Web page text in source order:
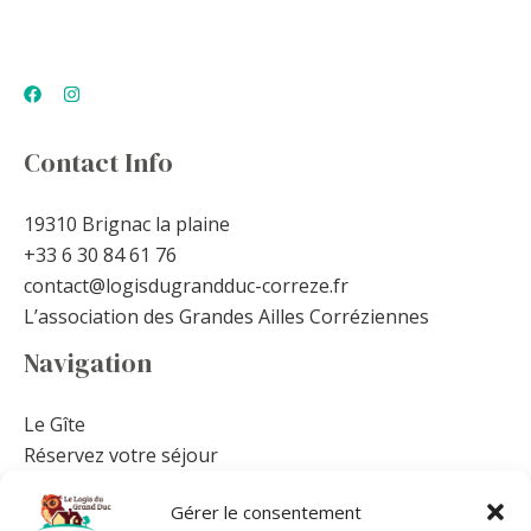
Gérer le consentement
Contact Info
19310 Brignac la plaine
+33 6 30 84 61 76
contact@logisdugrandduc-correze.fr
L’association des Grandes Ailles Corréziennes
Navigation
Le Gîte
Réservez votre séjour
Équipements et Tarifs